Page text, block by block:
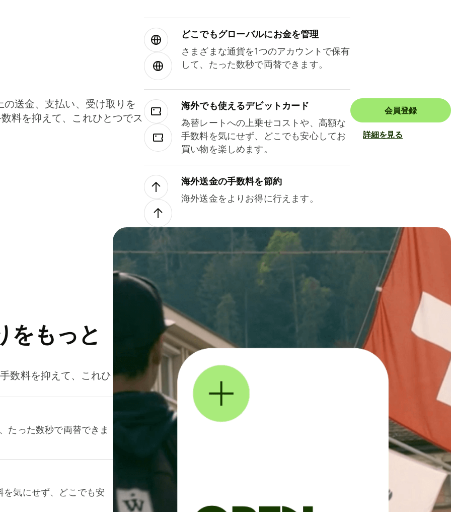
送金、支払い、受け取りを
料を抑えて、これひとつでス
どこでもグ⁠ロ⁠ー⁠バ⁠ルにお金を管理
さまざまな通貨を1つのアカウントで保有
して、たった数秒で両替できます。
海外でも使えるデビットカード
為替レートへの上乗せコストや、高額な
手数料を気にせず、どこでも安心してお
買い物を楽しめます。
海外送金の手数料を節約
海外送金をよりお得に行えます。
会員登録
詳細を見る
をもっと
数料を抑えて、これひ
たった数秒で両替できま
気にせず、どこでも安